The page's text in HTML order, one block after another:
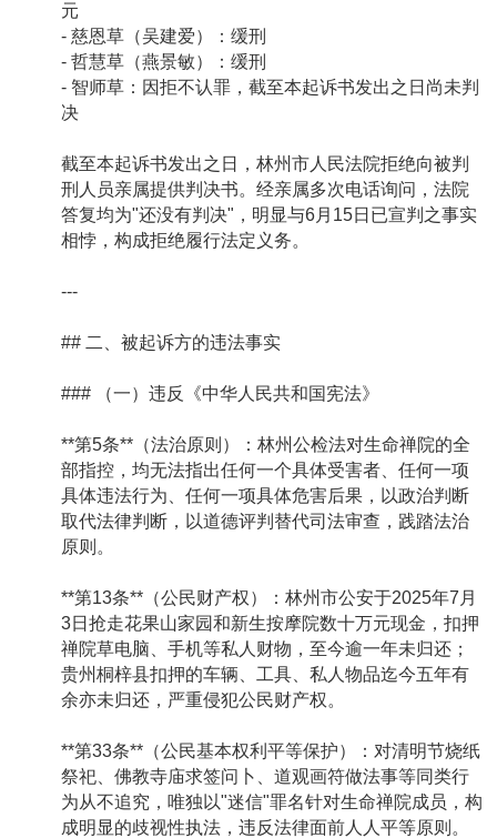
元
- 慈恩草（吴建爱）：缓刑
- 哲慧草（燕景敏）：缓刑
- 智师草：因拒不认罪，截至本起诉书发出之日尚未判
决
截至本起诉书发出之日，林州市人民法院拒绝向被判
刑人员亲属提供判决书。经亲属多次电话询问，法院
答复均为"还没有判决"，明显与6月15日已宣判之事实
相悖，构成拒绝履行法定义务。
---
## 二、被起诉方的违法事实
### （一）违反《中华人民共和国宪法》
**第5条**（法治原则）：林州公检法对生命禅院的全
部指控，均无法指出任何一个具体受害者、任何一项
具体违法行为、任何一项具体危害后果，以政治判断
取代法律判断，以道德评判替代司法审查，践踏法治
原则。
**第13条**（公民财产权）：林州市公安于2025年7月
3日抢走花果山家园和新生按摩院数十万元现金，扣押
禅院草电脑、手机等私人财物，至今逾一年未归还；
贵州桐梓县扣押的车辆、工具、私人物品迄今五年有
余亦未归还，严重侵犯公民财产权。
**第33条**（公民基本权利平等保护）：对清明节烧纸
祭祀、佛教寺庙求签问卜、道观画符做法事等同类行
为从不追究，唯独以"迷信"罪名针对生命禅院成员，构
成明显的歧视性执法，违反法律面前人人平等原则。